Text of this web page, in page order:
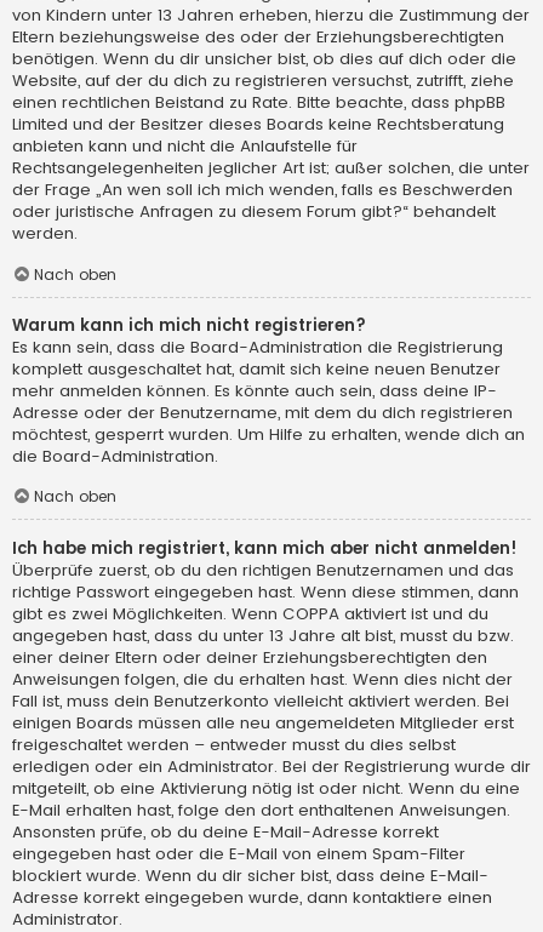
von Kindern unter 13 Jahren erheben, hierzu die Zustimmung der
Eltern beziehungsweise des oder der Erziehungsberechtigten
benötigen. Wenn du dir unsicher bist, ob dies auf dich oder die
Website, auf der du dich zu registrieren versuchst, zutrifft, ziehe
einen rechtlichen Beistand zu Rate. Bitte beachte, dass phpBB
Limited und der Besitzer dieses Boards keine Rechtsberatung
anbieten kann und nicht die Anlaufstelle für
Rechtsangelegenheiten jeglicher Art ist; außer solchen, die unter
der Frage „An wen soll ich mich wenden, falls es Beschwerden
oder juristische Anfragen zu diesem Forum gibt?“ behandelt
werden.
Nach oben
Warum kann ich mich nicht registrieren?
Es kann sein, dass die Board-Administration die Registrierung
komplett ausgeschaltet hat, damit sich keine neuen Benutzer
mehr anmelden können. Es könnte auch sein, dass deine IP-
Adresse oder der Benutzername, mit dem du dich registrieren
möchtest, gesperrt wurden. Um Hilfe zu erhalten, wende dich an
die Board-Administration.
Nach oben
Ich habe mich registriert, kann mich aber nicht anmelden!
Überprüfe zuerst, ob du den richtigen Benutzernamen und das
richtige Passwort eingegeben hast. Wenn diese stimmen, dann
gibt es zwei Möglichkeiten. Wenn COPPA aktiviert ist und du
angegeben hast, dass du unter 13 Jahre alt bist, musst du bzw.
einer deiner Eltern oder deiner Erziehungsberechtigten den
Anweisungen folgen, die du erhalten hast. Wenn dies nicht der
Fall ist, muss dein Benutzerkonto vielleicht aktiviert werden. Bei
einigen Boards müssen alle neu angemeldeten Mitglieder erst
freigeschaltet werden – entweder musst du dies selbst
erledigen oder ein Administrator. Bei der Registrierung wurde dir
mitgeteilt, ob eine Aktivierung nötig ist oder nicht. Wenn du eine
E-Mail erhalten hast, folge den dort enthaltenen Anweisungen.
Ansonsten prüfe, ob du deine E-Mail-Adresse korrekt
eingegeben hast oder die E-Mail von einem Spam-Filter
blockiert wurde. Wenn du dir sicher bist, dass deine E-Mail-
Adresse korrekt eingegeben wurde, dann kontaktiere einen
Administrator.